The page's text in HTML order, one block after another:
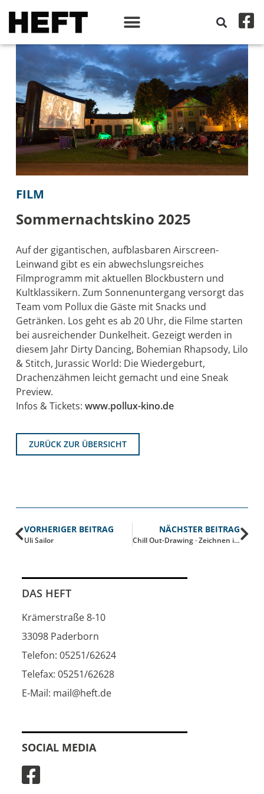
FILM
Sommernachtskino 2025
Auf der gigantischen, aufblasbaren Airscreen-
Leinwand gibt es ein abwechslungsreiches
Filmprogramm mit aktuellen Blockbustern und
Kultklassikern. Zum Sonnenuntergang versorgt das
Team vom Pollux die Gäste mit Snacks und
Getränken. Los geht es ab 20 Uhr, die Filme starten
bei ausreichender Dunkelheit. Gezeigt werden in
diesem Jahr Dirty Dancing, Bohemian Rhapsody, Lilo
& Stitch, Jurassic World: Die Wiedergeburt,
Drachenzähmen leicht gemacht und eine Sneak
Preview.
Infos & Tickets: www.pollux-kino.de
ZURÜCK ZUR ÜBERSICHT
VORHERIGER BEITRAG
Uli Sailor
NÄCHSTER BEITRAG
Chill Out-Drawing · Zeichnen im Museum
DAS HEFT
Krämerstraße 8-10
33098 Paderborn
Telefon: 05251/62624
Telefax: 05251/62628
E-Mail: mail@heft.de
SOCIAL MEDIA